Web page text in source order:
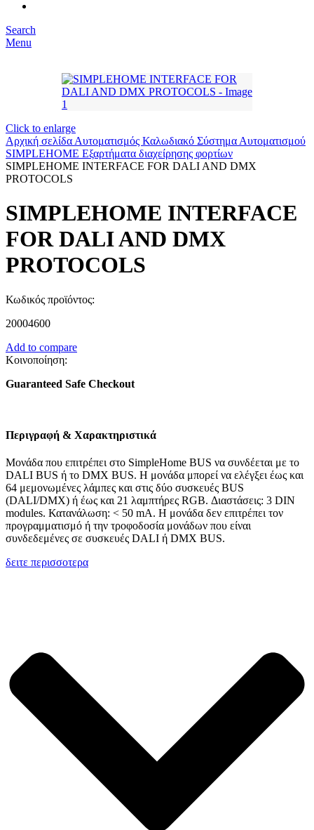
Search
Menu
Click to enlarge
Αρχική σελίδα Αυτοματισμός Καλωδιακό Σύστημα Αυτοματισμού
SIMPLEHOME Εξαρτήματα διαχείρησης φορτίων
SIMPLEHOME INTERFACE FOR DALI AND DMX
PROTOCOLS
SIMPLEHOME INTERFACE
FOR DALI AND DMX
PROTOCOLS
Κωδικός προϊόντος:
20004600
Add to compare
Κοινοποίηση:
Guaranteed Safe Checkout
Περιγραφή & Χαρακτηριστικά
Μονάδα που επιτρέπει στο SimpleHome BUS να συνδέεται με το
DALI BUS ή το DMX BUS. Η μονάδα μπορεί να ελέγξει έως και
64 μεμονωμένες λάμπες και στις δύο συσκευές BUS
(DALI/DMX) ή έως και 21 λαμπτήρες RGB. Διαστάσεις: 3 DIN
modules. Κατανάλωση: < 50 mA. Η μονάδα δεν επιτρέπει τον
προγραμματισμό ή την τροφοδοσία μονάδων που είναι
συνδεδεμένες σε συσκευές DALI ή DMX BUS.
δειτε περισσοτερα